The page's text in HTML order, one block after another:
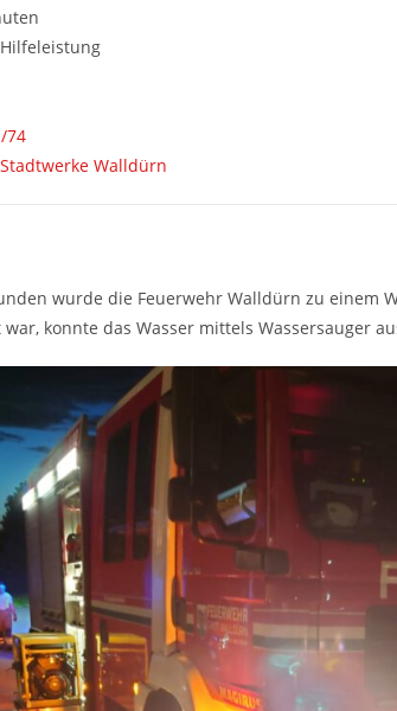
74
Stadtwerke Walldürn
wurde die Feuerwehr Walldürn zu einem
konnte das Wasser mittels Wassersauger